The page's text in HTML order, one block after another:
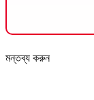
মন্তব্য করুন